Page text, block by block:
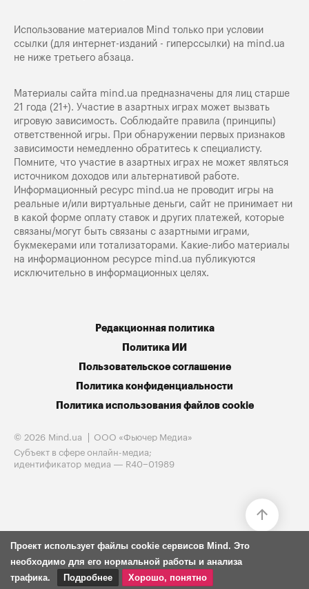
Использование материалов Mind только при условии
ссылки (для интернет-изданий - гиперссылки) на mind.ua
не ниже третьего абзаца.
Материалы сайта mind.ua предназначены для лиц старше
21 года (21+). Участие в азартных играх может вызвать
игровую зависимость. Соблюдайте правила (принципы)
ответственной игры. При обнаружении первых признаков
зависимости немедленно обратитесь к специалисту.
Помните, что участие в азартных играх не может являться
источником доходов или альтернативой работе.
Информационный ресурс mind.ua не проводит игры на
реальные и/или виртуальные деньги, сайт не принимает ни
в какой форме оплату ставок и других платежей, которые
связаны/могут быть связаны с азартными играми,
букмекерами или тотализаторами. Какие-либо материалы
на информационном ресурсе mind.ua публикуются
исключительно в информационных целях.
Редакционная политика
Политика ИИ
Пользовательское соглашение
Политика конфиденциальности
Политика использования файлов cookie
© 2026 Mind.ua
ООО «Фьючер Медиа»
Субъект в сфере онлайн-медиа;
идентификатор медиа — R40−01989
Проект использует файлы cookie сервисов Mind. Это
необходимо для его нормальной работы и анализа
трафика.
Подробнее Хорошо, понятно